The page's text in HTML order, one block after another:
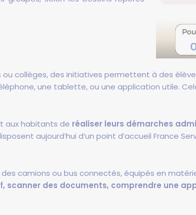
collèges, des initiatives permettent à des
une tablette, ou une application utile.
aux habitants de réaliser leurs démarches
aujourd’hui d’un point d’accueil France
camions ou bus connectés, équipés en
scanner des documents, comprendre une